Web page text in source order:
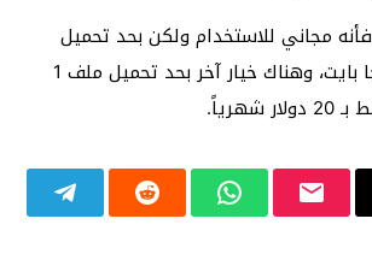
مجاني للاستخدام ولكن بحد تحميل
ملف يبلغ 250 ميجا بايت، وهناك خيار آخر بحد تحميل ملف 1